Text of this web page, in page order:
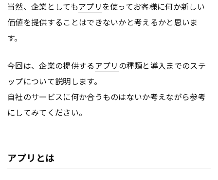
当然、企業としてもアプリを使ってお客様に何か新しい
価値を提供することはできないかと考えるかと思いま
す。
今回は、企業の提供するアプリ の種類と導入までのステ
ップについて説明します。
自社のサービスに何か合うものはないか考えながら参考
にしてみてください。
アプリとは